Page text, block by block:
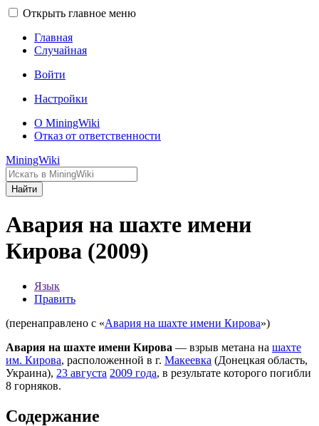
Открыть главное меню
Главная
Случайная
Войти
Настройки
О MiningWiki
Отказ от ответственности
MiningWiki
Найти
Авария на шахте имени
Кирова (2009)
Язык
Править
(перенаправлено с «Авария на шахте имени Кирова»)
Авария на шахте имени Кирова — взрыв метана на шахте
им. Кирова, расположенной в г. Макеевка (Донецкая область,
Украина), 23 августа 2009 года, в результате которого погибли
8 горняков.
Содержание